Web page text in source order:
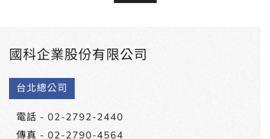
國科企業股份有限公司
台北總公司
電話 - 02-2792-2440
傳真 - 02-2790-4564